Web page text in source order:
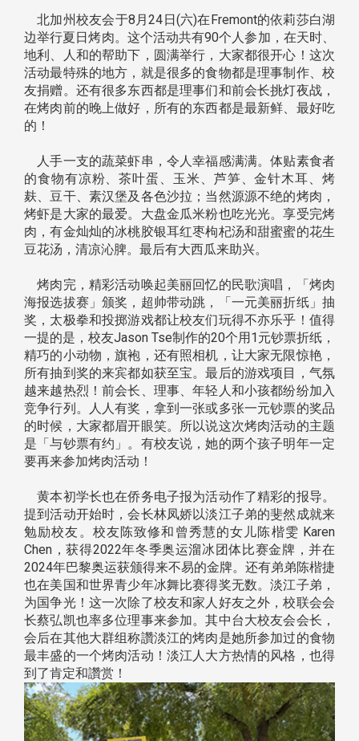
北加州校友会于8月24日(六)在Fremont的依莉莎白湖
边举行夏日烤肉。这个活动共有90个人参加，在天时、
地利、人和的帮助下，圆满举行，大家都很开心！这次
活动最特殊的地方，就是很多的食物都是理事制作、校
友捐赠。还有很多东西都是理事们和前会长挑灯夜战，
在烤肉前的晚上做好，所有的东西都是最新鲜、最好吃
的！
人手一支的蔬菜虾串，令人幸福感满满。体贴素食者
的食物有凉粉、茶叶蛋、玉米、芦笋、金针木耳、烤
麸、豆干、素汉堡及各色沙拉；当然源源不绝的烤肉，
烤虾是大家的最爱。大盘金瓜米粉也吃光光。享受完烤
肉，有金灿灿的冰桃胶银耳红枣枸杞汤和甜蜜蜜的花生
豆花汤，清凉沁脾。最后有大西瓜来助兴。
烤肉完，精彩活动唤起美丽回忆的民歌演唱，「烤肉
海报选拔赛」颁奖，超帅带动跳，「一元美丽折纸」抽
奖，太极拳和投掷游戏都让校友们玩得不亦乐乎！值得
一提的是，校友Jason Tse制作的20个用1元钞票折纸，
精巧的小动物，旗袍，还有照相机，让大家无限惊艳，
所有抽到奖的来宾都如获至宝。最后的游戏项目，气氛
越来越热烈！前会长、理事、年轻人和小孩都纷纷加入
竞争行列。人人有奖，拿到一张或多张一元钞票的奖品
的时候，大家都眉开眼笑。所以说这次烤肉活动的主题
是「与钞票有约」。有校友说，她的两个孩子明年一定
要再来参加烤肉活动！
黄本初学长也在侨务电子报为活动作了精彩的报导。
提到活动开始时，会长林凤娇以淡江子弟的斐然成就来
勉励校友。校友陈致修和曾秀慧的女儿陈楷雯 Karen
Chen，获得2022年冬季奥运溜冰团体比赛金牌，并在
2024年巴黎奥运获颁得来不易的金牌。还有弟弟陈楷捷
也在美国和世界青少年冰舞比赛得奖无数。淡江子弟，
为国争光！这一次除了校友和家人好友之外，校联会会
长蔡弘凯也率多位理事来参加。其中台大校友会会长，
会后在其他大群组称讚淡江的烤肉是她所参加过的食物
最丰盛的一个烤肉活动！淡江人大方热情的风格，也得
到了肯定和讚赏！